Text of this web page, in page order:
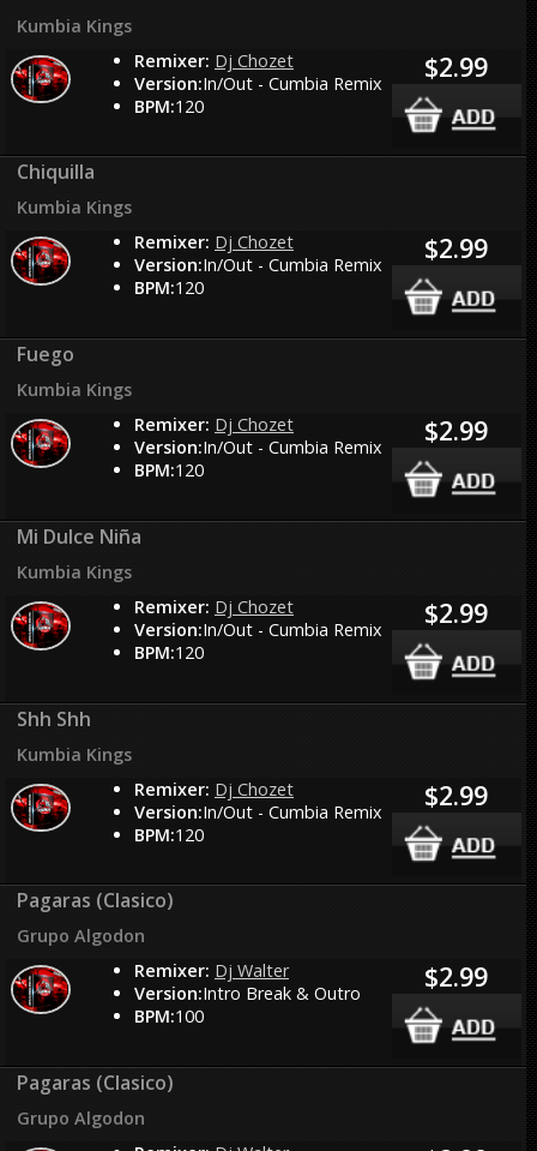
Kumbia Kings
Remixer: Dj Chozet
Version:In/Out - Cumbia Remix
BPM:120
$2.99
Chiquilla
Kumbia Kings
Remixer: Dj Chozet
Version:In/Out - Cumbia Remix
BPM:120
$2.99
Fuego
Kumbia Kings
Remixer: Dj Chozet
Version:In/Out - Cumbia Remix
BPM:120
$2.99
Mi Dulce Niña
Kumbia Kings
Remixer: Dj Chozet
Version:In/Out - Cumbia Remix
BPM:120
$2.99
Shh Shh
Kumbia Kings
Remixer: Dj Chozet
Version:In/Out - Cumbia Remix
BPM:120
$2.99
Pagaras (Clasico)
Grupo Algodon
Remixer: Dj Walter
Version:Intro Break & Outro
BPM:100
$2.99
Pagaras (Clasico)
Grupo Algodon